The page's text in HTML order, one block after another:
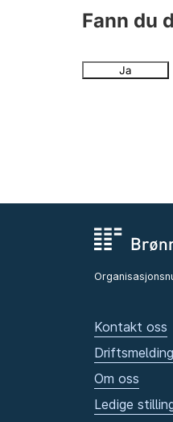
Fann du
Ja
Kontakt oss
Om oss
Ledige